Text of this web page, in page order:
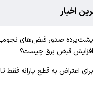
اخبار
پشت‌پرده صدور قبض‌های
افزایش قبض برق چیست؟
برای اعتراض به قطع یارانه فقط